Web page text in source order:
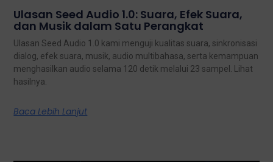
Ulasan Seed Audio 1.0: Suara, Efek Suara,
dan Musik dalam Satu Perangkat
Ulasan Seed Audio 1.0 kami menguji kualitas suara, sinkronisasi
dialog, efek suara, musik, audio multibahasa, serta kemampuan
menghasilkan audio selama 120 detik melalui 23 sampel. Lihat
hasilnya.
Baca Lebih Lanjut